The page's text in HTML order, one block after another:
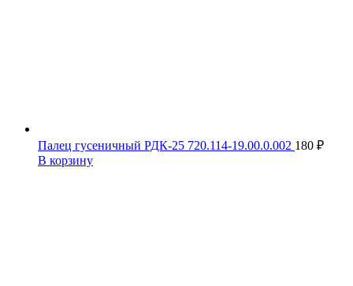
Палец гусеничный РДК-25 720.114-19.00.0.002 180 ₽
В корзину